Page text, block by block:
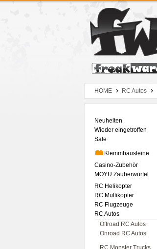
Zum Hauptmenue
Zum Seiteninhalt
Zum Warenkob
HOME RC Autos
Neuheiten
Wieder eingetroffen
Sale
Klemmbausteine
Casino-Zubehör
MOYU Zauberwürfel
RC Helikopter
RC Multikopter
RC Flugzeuge
RC Autos
Offroad RC Autos
Onroad RC Autos
RC Monster Trucks